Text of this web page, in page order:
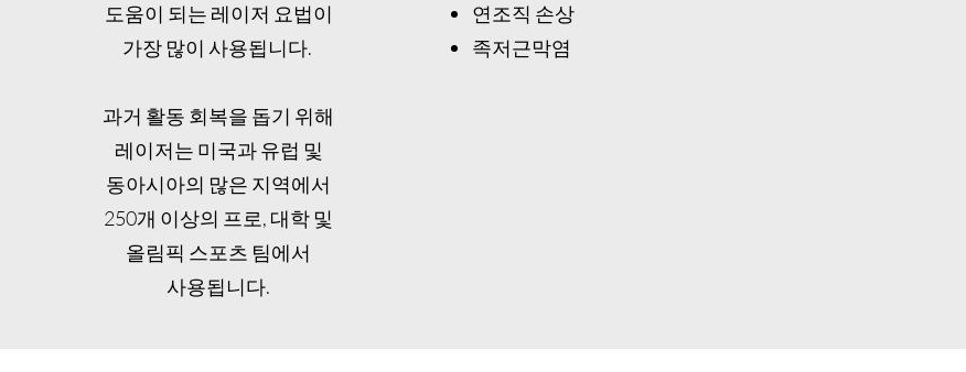
도움이 되는 레이저 요법이
가장 많이 사용됩니다.
과거 활동 회복을 돕기 위해
레이저는 미국과 유럽 및
동아시아의 많은 지역에서
250개 이상의 프로, 대학 및
올림픽 스포츠 팀에서
사용됩니다.
연조직 손상
족저근막염